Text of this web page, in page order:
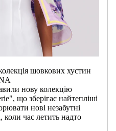
шовкових хустин
нову колекцію
що зберігає найтепліші
нові незабутні
коли час летить надто